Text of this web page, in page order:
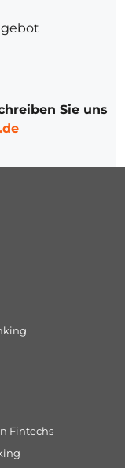
Sie uns
Fintechs